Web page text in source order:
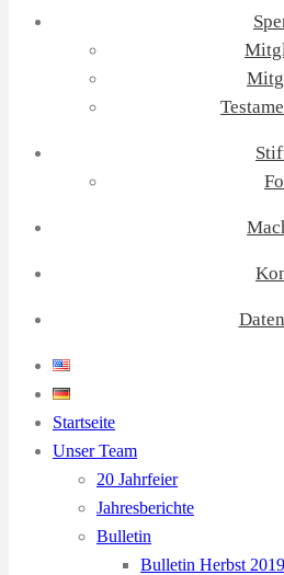
Startseite
Unser Team
20 Jahrfeier
Jahresberichte
Bulletin
Bulletin Herbst 2019